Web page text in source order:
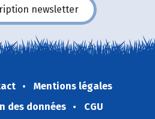
newsletter
Mentions légales
des données
CGU